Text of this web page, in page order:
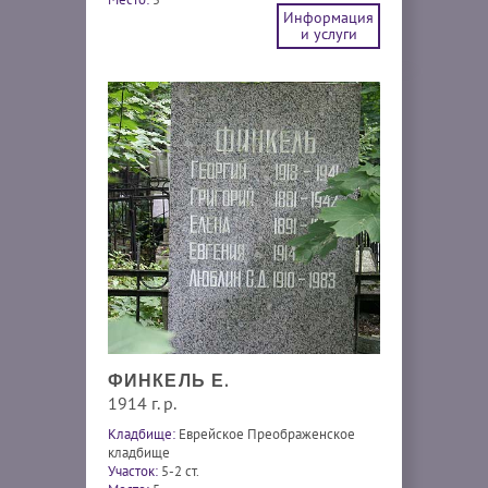
Информация
и услуги
ФИНКЕЛЬ Е.
1914 г. р.
Кладбище: Еврейское Преображенское
кладбище
Участок: 5-2 ст.